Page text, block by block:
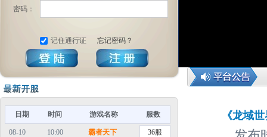
密码：
记住通行证 忘记密码？
日期 时间 游戏名称 服数
08-10 10:00 霸者天下 36服
《龙域